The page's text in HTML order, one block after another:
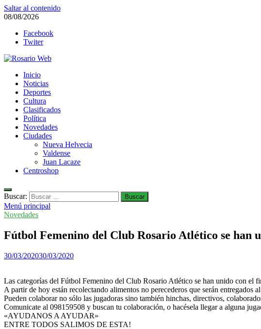
Saltar al contenido
08/08/2026
Facebook
Twiter
Rosario Web
Todas la noticias de Rosario y la zona
Inicio
Noticias
Deportes
Cultura
Clasificados
Política
Novedades
Ciudades
Nueva Helvecia
Valdense
Juan Lacaze
Centroshop
Buscar:
Menú principal
Novedades
Fútbol Femenino del Club Rosario Atlético se han
30/03/202030/03/2020
Las categorías del Fútbol Femenino del Club Rosario Atlético se han unido con el
A partir de hoy están recolectando alimentos no perecederos que serán
Pueden colaborar no sólo las jugadoras sino también hinchas, directivos,
Comunicate al 098159508 y buscan tu colaboración, o hacésela llegar a alguna
«AYUDANOS A AYUDAR»
ENTRE TODOS SALIMOS DE ESTA!